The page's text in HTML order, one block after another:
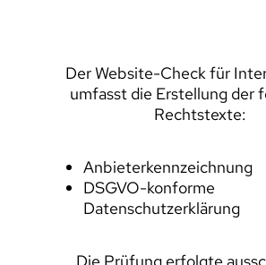
Der Website-Check für
umfasst die Erstellung der
Rechtstexte:
Anbieterkennzeichnung
DSGVO-konforme
Datenschutzerklärung